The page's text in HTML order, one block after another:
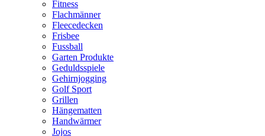
Fitness
Flachmänner
Fleecedecken
Frisbee
Fussball
Garten Produkte
Geduldsspiele
Gehirnjogging
Golf Sport
Grillen
Hängematten
Handwärmer
Jojos